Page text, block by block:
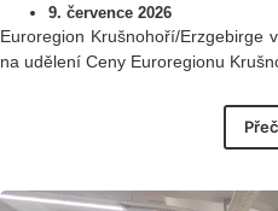
9. července 2026
Euroregion Krušnohoří/Erzgebirge
na udělení Ceny Euroregionu